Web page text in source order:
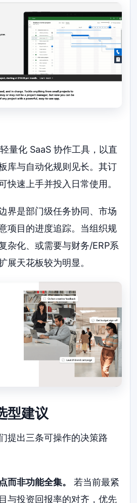
量化 SaaS 协作工具，以直
库与自动化规则见长。其订
快速上手并投入日常使用。
界是部门级任务协同、市场
项目的进度追踪。当组织规
杂化、或需要与财务/ERP系
展天花板较为明显。
型建议
提出三条可操作的决策路
而非功能全集。
若当前最紧
与投资回报率的对齐，优先